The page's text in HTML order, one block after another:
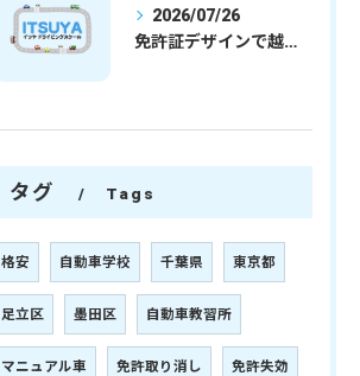
2026/07/26
免許証デザインで越谷市愛を表現する埼玉県さいたま市越谷市の免許取得完全ガイド
タグ Tags
格安 自動車学校 千葉県 東京都
足立区 墨田区 自動車教習所
マニュアル車 免許取り消し 免許失効